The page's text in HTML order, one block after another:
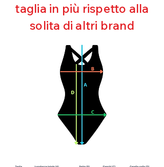
Bielastico
taglia in più rispetto alla
solita di altri brand